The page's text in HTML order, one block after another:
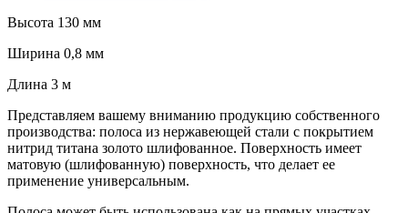
Высота 130 мм
Ширина 0,8 мм
Длина 3 м
Представляем вашему вниманию продукцию собственного
производства: полоса из нержавеющей стали с покрытием
нитрид титана золото шлифованное. Поверхность имеет
матовую (шлифованную) поверхность, что делает ее
применение универсальным.